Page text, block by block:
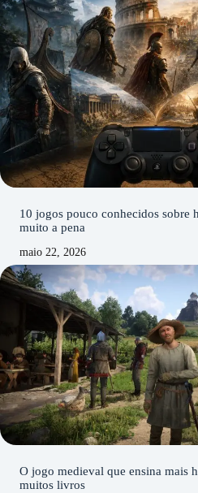
10 jogos pouco conhecidos sobre
muito a pena
maio 22, 2026
O jogo medieval que ensina mais
muitos livros